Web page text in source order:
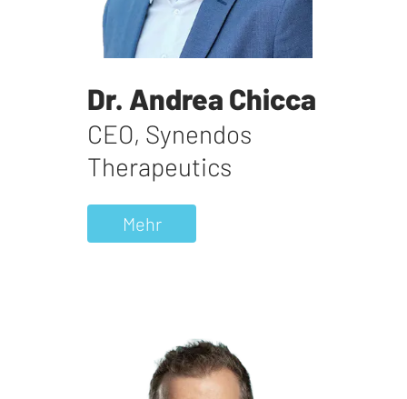
Dr. Andrea Chicca
CEO, Synendos
Therapeutics
Mehr